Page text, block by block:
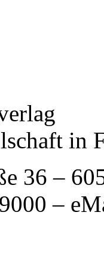
in
36 –
–